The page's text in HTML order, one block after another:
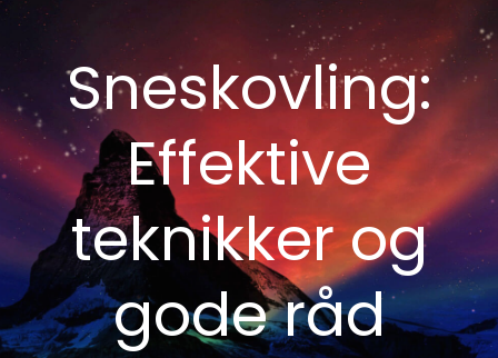
Sneskovling:
Effektive
teknikker og
gode råd